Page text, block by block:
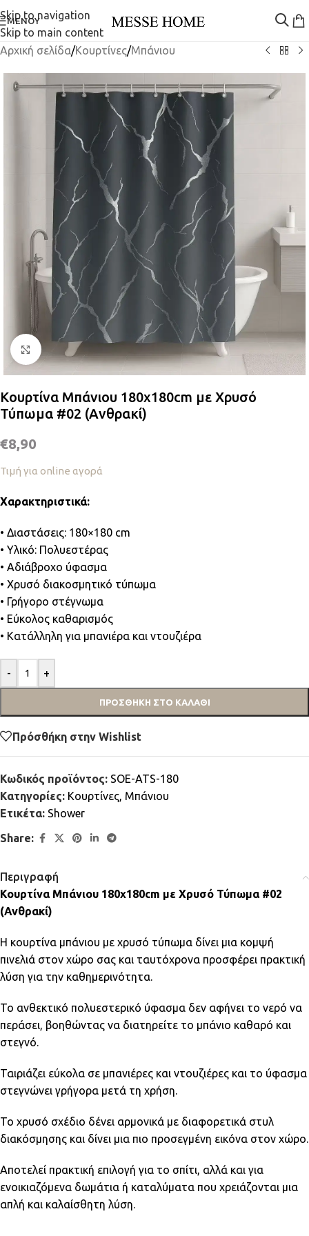
Skip to navigation
Skip to main content
ΜΕΝΟΎ
Αρχική σελίδα/Κουρτίνες/Μπάνιου
Κλικ για μεγέθυνση
Κουρτίνα Μπάνιου 180x180cm με Χρυσό
Τύπωμα #02 (Ανθρακί)
€8,90
Τιμή για online αγορά
Χαρακτηριστικά:
• Διαστάσεις: 180×180 cm
• Υλικό: Πολυεστέρας
• Αδιάβροχο ύφασμα
• Χρυσό διακοσμητικό τύπωμα
• Γρήγορο στέγνωμα
• Εύκολος καθαρισμός
• Κατάλληλη για μπανιέρα και ντουζιέρα
- +
ΠΡΟΣΘΉΚΗ ΣΤΟ ΚΑΛΆΘΙ
Πρόσθήκη στην Wishlist
Κωδικός προϊόντος: SOE-ATS-180
Κατηγορίες: Κουρτίνες, Μπάνιου
Ετικέτα: Shower
Share:
Περιγραφή
Κουρτίνα Μπάνιου 180x180cm με Χρυσό Τύπωμα #02
(Ανθρακί)
Η κουρτίνα μπάνιου με χρυσό τύπωμα δίνει μια κομψή
πινελιά στον χώρο σας και ταυτόχρονα προσφέρει πρακτική
λύση για την καθημερινότητα.
Το ανθεκτικό πολυεστερικό ύφασμα δεν αφήνει το νερό να
περάσει, βοηθώντας να διατηρείτε το μπάνιο καθαρό και
στεγνό.
Ταιριάζει εύκολα σε μπανιέρες και ντουζιέρες και το ύφασμα
στεγνώνει γρήγορα μετά τη χρήση.
Το χρυσό σχέδιο δένει αρμονικά με διαφορετικά στυλ
διακόσμησης και δίνει μια πιο προσεγμένη εικόνα στον χώρο.
Αποτελεί πρακτική επιλογή για το σπίτι, αλλά και για
ενοικιαζόμενα δωμάτια ή καταλύματα που χρειάζονται μια
απλή και καλαίσθητη λύση.